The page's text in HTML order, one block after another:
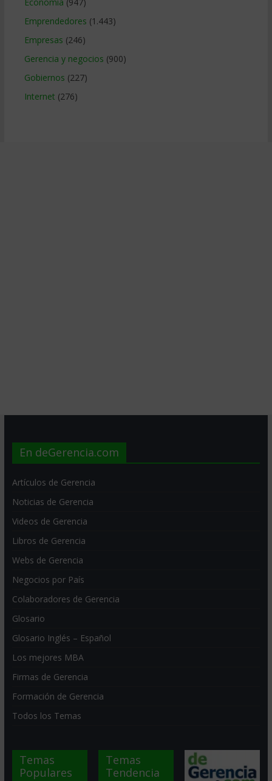
Emprendedores (1.443)
Empresas (246)
Gerencia y negocios (900)
Gobiernos (227)
Internet (276)
En deGerencia.com
Artículos de Gerencia
Noticias de Gerencia
Videos de Gerencia
Libros de Gerencia
Webs de Gerencia
Negocios por País
Colaboradores de Gerencia
Glosario
Glosario Inglés – Español
Los mejores MBA
Firmas de Gerencia
Formación de Gerencia
Todos los Temas
Temas
Populares
Temas
Tendencia